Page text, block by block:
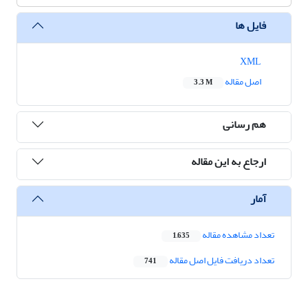
فایل ها
اصل مقاله
3.3 M
هم رسانی
ارجاع به این مقاله
آمار
تعداد مشاهده مقاله 1,635
تعداد دریافت فایل اصل مقاله 741